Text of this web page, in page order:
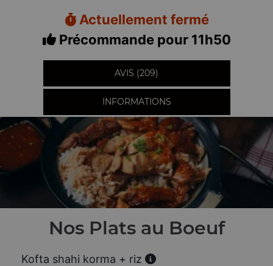
Actuellement fermé
Précommande pour 11h50
AVIS (209)
INFORMATIONS
Nos Plats au Boeuf
Kofta shahi korma + riz